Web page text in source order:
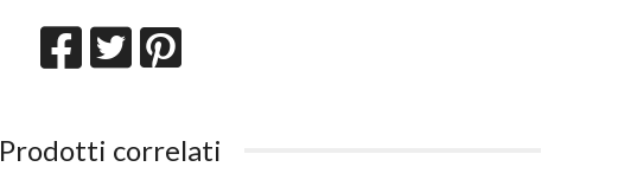
Prodotti correlati